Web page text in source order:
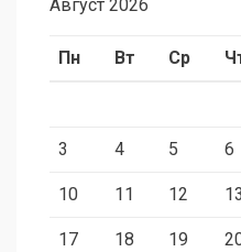
Август 2026
Пн Вт Ср
3 4 5 6
10 11 12 13
17 18 19